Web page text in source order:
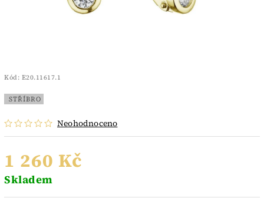
Kód: E20.11617.1
STŘÍBRO
Neohodnoceno
1 260 Kč
Skladem